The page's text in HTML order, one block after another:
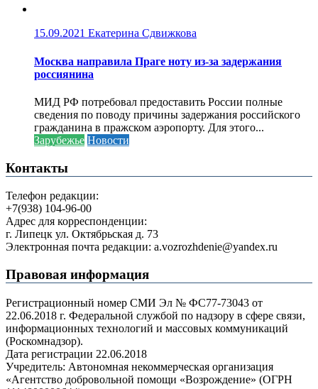
15.09.2021 Екатерина Сдвижкова
Москва направила Праге ноту из-за задержания
россиянина
МИД РФ потребовал предоставить России полные
сведения по поводу причины задержания российского
гражданина в пражском аэропорту. Для этого...
Зарубежье Новости
Контакты
Телефон редакции:
+7(938) 104-96-00
Адрес для корреспонденции:
г. Липецк ул. Октябрьская д. 73
Электронная почта редакции: a.vozrozhdenie@yandex.ru
Правовая информация
Регистрационный номер СМИ Эл № ФС77-73043 от
22.06.2018 г. Федеральной службой по надзору в сфере связи,
информационных технологий и массовых коммуникаций
(Роскомнадзор).
Дата регистрации 22.06.2018
Учредитель: Автономная некоммерческая организация
«Агентство добровольной помощи «Возрождение» (ОГРН